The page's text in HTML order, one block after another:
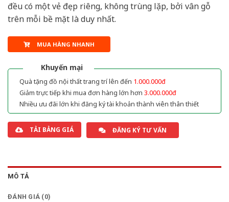
đều có một vẻ đẹp riêng, không trùng lặp, bởi vân gỗ
trên mỗi bề mặt là duy nhất.
MUA HÀNG NHANH
Khuyến mại
Quà tặng đồ nội thất trang trí lên đến 1.000.000đ
Giảm trực tiếp khi mua đơn hàng lớn hơn 3.000.000đ
Nhiều ưu đãi lớn khi đăng ký tài khoản thành viên thân thiết
TẢI BẢNG GIÁ ĐĂNG KÝ TƯ VẤN
MÔ TẢ
ĐÁNH GIÁ (0)